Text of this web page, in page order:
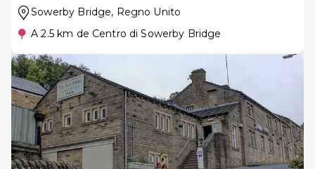
Sowerby Bridge, Regno Unito
A 2.5 km de Centro di Sowerby Bridge